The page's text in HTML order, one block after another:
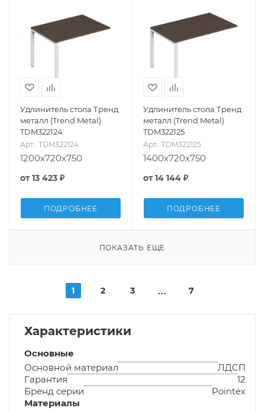
Удлинитель стола Тренд
металл (Trend Metal)
TDM322124
Арт.: TDM322124
1200x720x750
от13 423 ₽
ПОДРОБНЕЕ
Удлинитель стола Тренд
металл (Trend Metal)
TDM322125
Арт.: TDM322125
1400x720x750
от14 144 ₽
ПОДРОБНЕЕ
ПОКАЗАТЬ ЕЩЕ
1 2 3 7
Характеристики
Основные
Основной материал
ЛДСП
Гарантия
12
Бренд серии
Pointex
Материалы